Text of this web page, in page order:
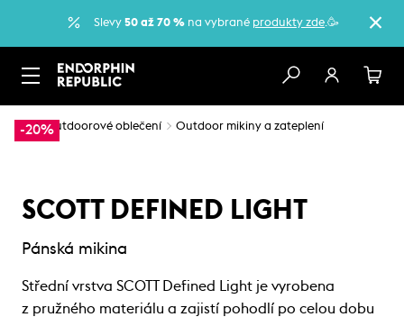
Slevy 50 až 70 % na vybrané produkty zde.🥳
-20%
… Outdoorové oblečení Outdoor mikiny a zateplení
SCOTT DEFINED LIGHT
Pánská mikina
Střední vrstva SCOTT Defined Light je vyrobena
z pružného materiálu a zajistí pohodlí po celou dobu